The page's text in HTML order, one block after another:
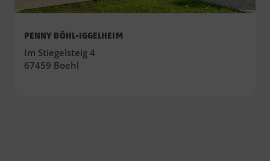
PENNY BÖHL-IGGELHEIM
Im Stiegelsteig 4
67459 Boehl